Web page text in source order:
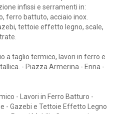
infissi e serramenti in:
ferro battuto, acciaio inox.
tettoie effetto legno, scale,
a taglio termico, lavori in ferro e
- Piazza Armerina - Enna -
- Lavori in Ferro Batturo -
- Gazebi e Tettoie Effetto Legno